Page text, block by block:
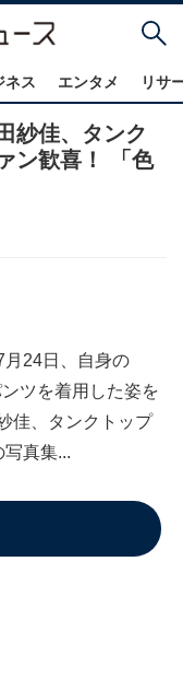
ネス エンタメ リサ
紗佳、タンク
ン歓喜！ 「色
月24日、自身の
ツを着用した姿を
佳、タンクトップ
真集...